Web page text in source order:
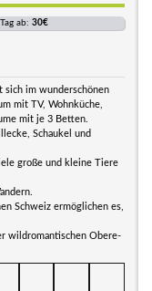
ab: 30€
sich im wunderschönen
mit TV, Wohnküche,
mit je 3 Betten.
Schaukel und
große und kleine Tiere
Schweiz ermöglichen es,
wildromantischen Obere-